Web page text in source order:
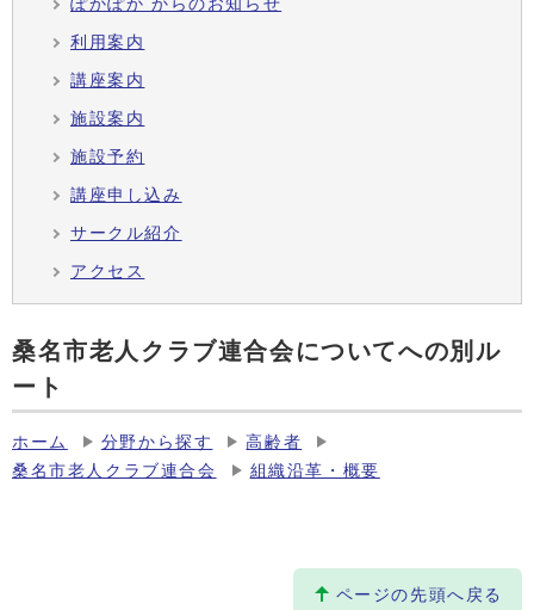
ぽかぽか からのお知らせ
利用案内
講座案内
施設案内
施設予約
講座申し込み
サークル紹介
アクセス
桑名市老人クラブ連合会についてへの別ル
ート
ホーム 分野から探す
高齢者
桑名市老人クラブ連合会
組織沿革・概要
ページの先頭へ戻る